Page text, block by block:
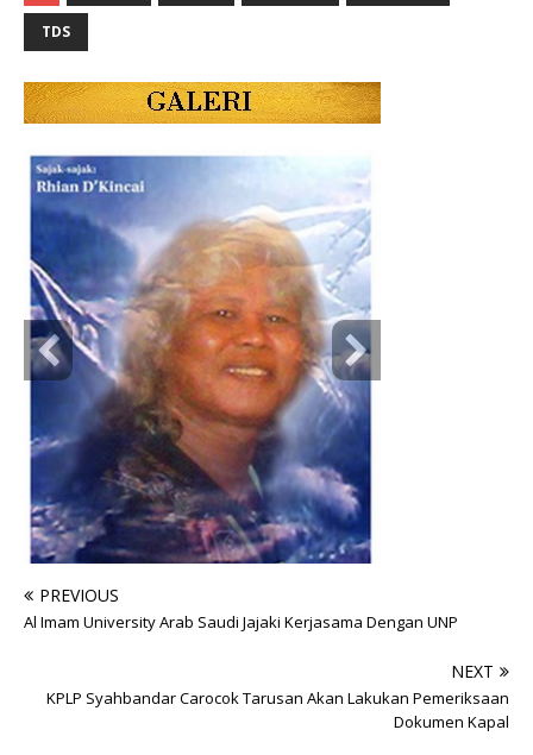
TDS
PREVIOUS
Al Imam University Arab Saudi Jajaki Kerjasama Dengan UNP
NEXT
KPLP Syahbandar Carocok Tarusan Akan Lakukan Pemeriksaan
Dokumen Kapal